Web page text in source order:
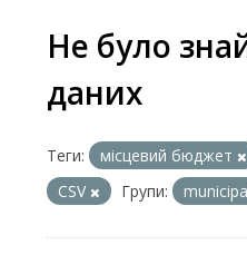
Не було
даних
Теги: місцевий бюджет
CSV
Групи: